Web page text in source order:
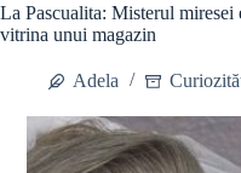
La Pascualita: Misterul miresei
vitrina unui magazin
Adela